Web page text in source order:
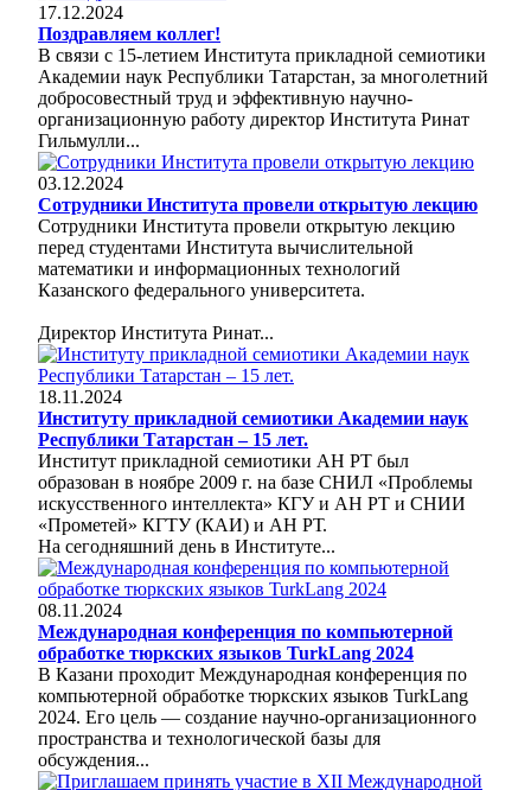
17.12.2024
Поздравляем коллег!
В связи с 15-летием Института прикладной семиотики
Академии наук Республики Татарстан, за многолетний
добросовестный труд и эффективную научно-
организационную работу директор Института Ринат
Гильмулли...
03.12.2024
Сотрудники Института провели открытую лекцию
Сотрудники Института провели открытую лекцию
перед студентами Института вычислительной
математики и информационных технологий
Казанского федерального университета.
Директор Института Ринат...
18.11.2024
Институту прикладной семиотики Академии наук
Республики Татарстан – 15 лет.
Институт прикладной семиотики АН РТ был
образован в ноябре 2009 г. на базе СНИЛ «Проблемы
искусственного интеллекта» КГУ и АН РТ и СНИИ
«Прометей» КГТУ (КАИ) и АН РТ.
На сегодняшний день в Институте...
08.11.2024
Международная конференция по компьютерной
обработке тюркских языков TurkLang 2024
В Казани проходит Международная конференция по
компьютерной обработке тюркских языков TurkLang
2024. Его цель — создание научно-организационного
пространства и технологической базы для
обсуждения...